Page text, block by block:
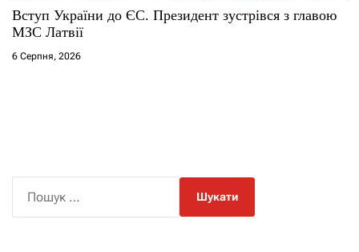
Вступ України до ЄС. Президент зустрівся з главою
МЗС Латвії
6 Серпня, 2026